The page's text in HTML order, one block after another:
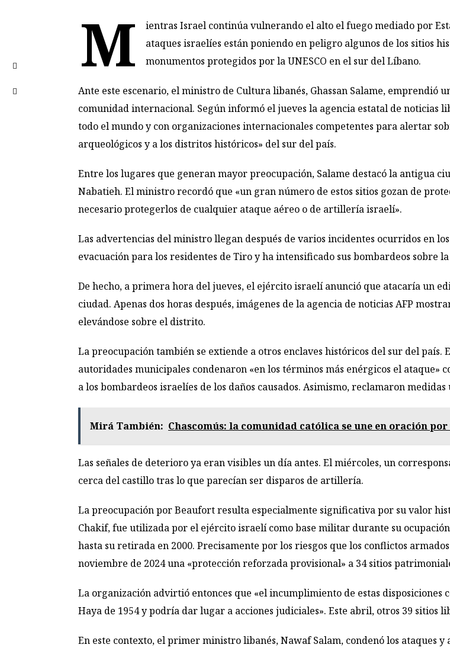
M
ientras Israel continúa vulnerando el alto el fuego mediado por
ataques israelíes están poniendo en peligro algunos de los sitios
monumentos protegidos por la UNESCO en el sur del Líbano.
Ante este escenario, el ministro de Cultura libanés, Ghassan Salame, emprendió
comunidad internacional. Según informó el jueves la agencia estatal de noticias
todo el mundo y con organizaciones internacionales competentes para alertar
arqueológicos y a los distritos históricos» del sur del país.
Entre los lugares que generan mayor preocupación, Salame destacó la antigua
Nabatieh. El ministro recordó que «un gran número de estos sitios gozan de
necesario protegerlos de cualquier ataque aéreo o de artillería israelí».
Las advertencias del ministro llegan después de varios incidentes ocurridos en
evacuación para los residentes de Tiro y ha intensificado sus bombardeos sobre
De hecho, a primera hora del jueves, el ejército israelí anunció que atacaría un
ciudad. Apenas dos horas después, imágenes de la agencia de noticias AFP
elevándose sobre el distrito.
La preocupación también se extiende a otros enclaves históricos del sur del
autoridades municipales condenaron «en los términos más enérgicos el
a los bombardeos israelíes de los daños causados. Asimismo, reclamaron
Mirá También: Chascomús: la comunidad católica se une en oración
Las señales de deterioro ya eran visibles un día antes. El miércoles, un
cerca del castillo tras lo que parecían ser disparos de artillería.
La preocupación por Beaufort resulta especialmente significativa por su valor
Chakif, fue utilizada por el ejército israelí como base militar durante su
hasta su retirada en 2000. Precisamente por los riesgos que los conflictos
noviembre de 2024 una «protección reforzada provisional» a 34 sitios
La organización advirtió entonces que «el incumplimiento de estas disposiciones
Haya de 1954 y podría dar lugar a acciones judiciales». Este abril, otros 39 sitios
En este contexto, el primer ministro libanés, Nawaf Salam, condenó los ataques